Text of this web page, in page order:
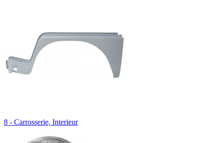
8 - Carrosserie, Interieur